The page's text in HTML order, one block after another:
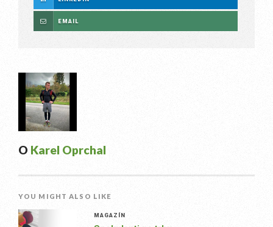
EMAIL
O Karel Oprchal
YOU MIGHT ALSO LIKE
MAGAZÍN